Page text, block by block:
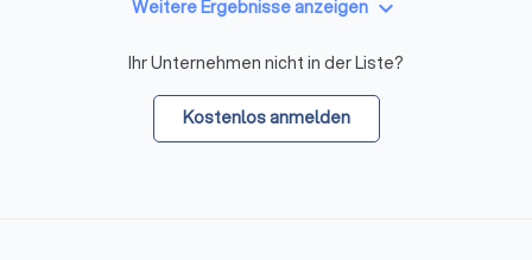
Weitere Ergebnisse anzeigen keyboard_arrow_down
Ihr Unternehmen nicht in der Liste?
Kostenlos anmelden